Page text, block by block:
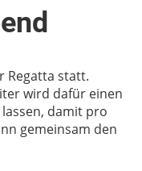
Regatta statt.
wird dafür einen
damit pro
gemeinsam den